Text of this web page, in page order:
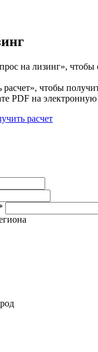
на лизинг», чтобы
чтобы
PDF на электронную
расчет